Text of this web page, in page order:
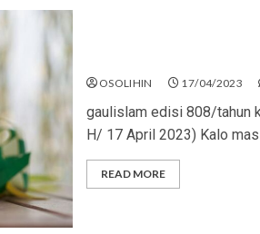
OSOLIHIN 17/04/2023
gaulislam edisi 808/tahun
H/ 17 April 2023) Kalo
READ MORE